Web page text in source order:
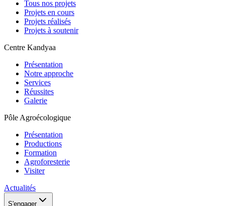
Tous nos projets
Projets en cours
Projets réalisés
Projets à soutenir
Centre Kandyaa
Présentation
Notre approche
Services
Réussites
Galerie
Pôle Agroécologique
Présentation
Productions
Formation
Agroforesterie
Visiter
Actualités
S'engager